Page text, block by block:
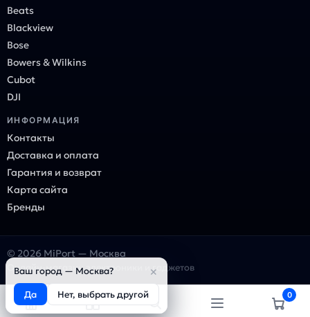
Beats
Blackview
Bose
Bowers & Wilkins
Cubot
DJI
ИНФОРМАЦИЯ
Контакты
Доставка и оплата
Гарантия и возврат
Карта сайта
Бренды
© 2026 MiPort — Москва
Онлайн-магазин электроники и гаджетов
0
Ваш город — Москва?
Да
Нет, выбрать другой
×